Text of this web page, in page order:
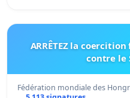
ARRÊTEZ la
contre le
Fédération mondiale des